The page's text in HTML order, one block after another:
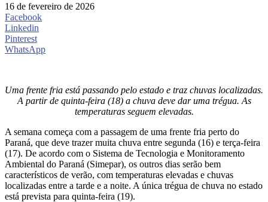
16 de fevereiro de 2026
Facebook
Linkedin
Pinterest
WhatsApp
Uma frente fria está passando pelo estado e traz chuvas localizadas.
A partir de quinta-feira (18) a chuva deve dar uma trégua. As
temperaturas seguem elevadas.
A semana começa com a passagem de uma frente fria perto do
Paraná, que deve trazer muita chuva entre segunda (16) e terça-feira
(17). De acordo com o Sistema de Tecnologia e Monitoramento
Ambiental do Paraná (Simepar), os outros dias serão bem
característicos de verão, com temperaturas elevadas e chuvas
localizadas entre a tarde e a noite. A única trégua de chuva no estado
está prevista para quinta-feira (19).